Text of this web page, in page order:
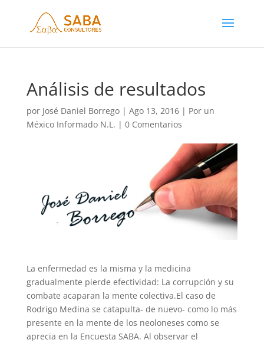
Análisis de resultados
por José Daniel Borrego| Ago 13, 2016| Por un
México Informado N.L. | 0 Comentarios
La enfermedad es la misma y la medicina
gradualmente pierde efectividad: La corrupción y su
combate acaparan la mente colectiva.El caso de
Rodrigo Medina se catapulta- de nuevo- como lo más
presente en la mente de los neoloneses como se
aprecia en la Encuesta SABA. Al observar el